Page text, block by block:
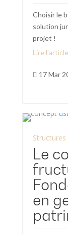
Choisir le
solution
projet !
Lire l'article
 17 Mar
Le
en